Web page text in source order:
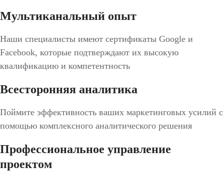
Мультиканальный опыт
Наши специалисты имеют сертификаты Google и
Facebook, которые подтверждают их высокую
квалификацию и компетентность
Всесторонняя аналитика
Поймите эффективность ваших маркетинговых усилий с
помощью комплексного аналитического решения
Профессиональное управление
проектом